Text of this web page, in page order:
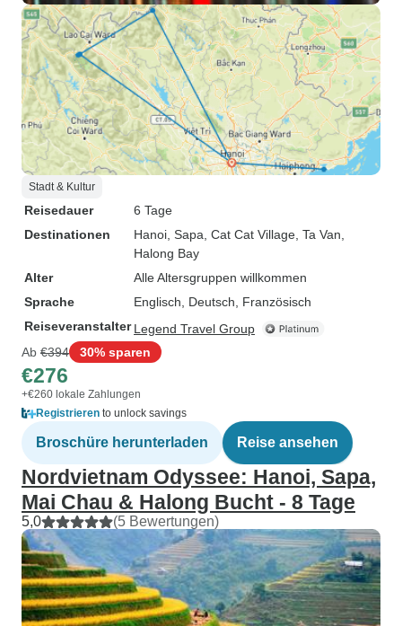
Stadt & Kultur
Reisedauer
6 Tage
Destinationen
Hanoi , Sapa , Cat Cat Village , Ta Van
Halong Bay
Alter
Alle Altersgruppen willkommen
Sprache
Englisch, Deutsch, Französisch
Reiseveranstalter Legend Travel Group
Ab €394 30% sparen
€276
+€260 lokale Zahlungen
Registrieren to unlock savings
Broschüre herunterladen Reise ansehen
Nordvietnam Odyssee: Hanoi, Sapa,
Mai Chau & Halong Bucht - 8 Tage
5,0 (5 Bewertungen)